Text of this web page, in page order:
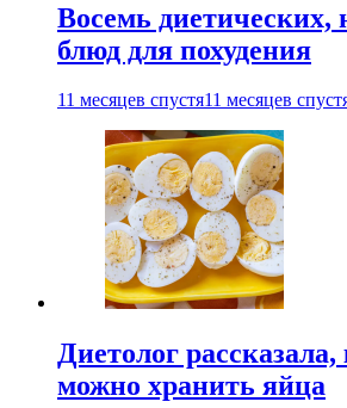
Восемь
блюд для похудения
11 месяцев спустя11 месяцев
Диетолог рассказала,
можно хранить яйца